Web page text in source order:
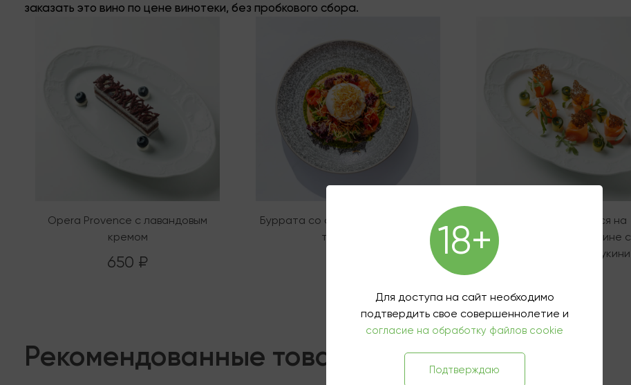
заказать это вино по цене винотеки, без пробкового сбора.
Opera Provence с лавандовым
кремом
650 ₽
Буррата cо сливочным гаспачо и
томатами
Гравлакс из лосося на
мандариновом джине с
маринованными цукини
Рекомендованные товары
18+
Для доступа на сайт необходимо
подтвердить свое совершеннолетие и
согласие на обработку файлов cookie
Подтверждаю